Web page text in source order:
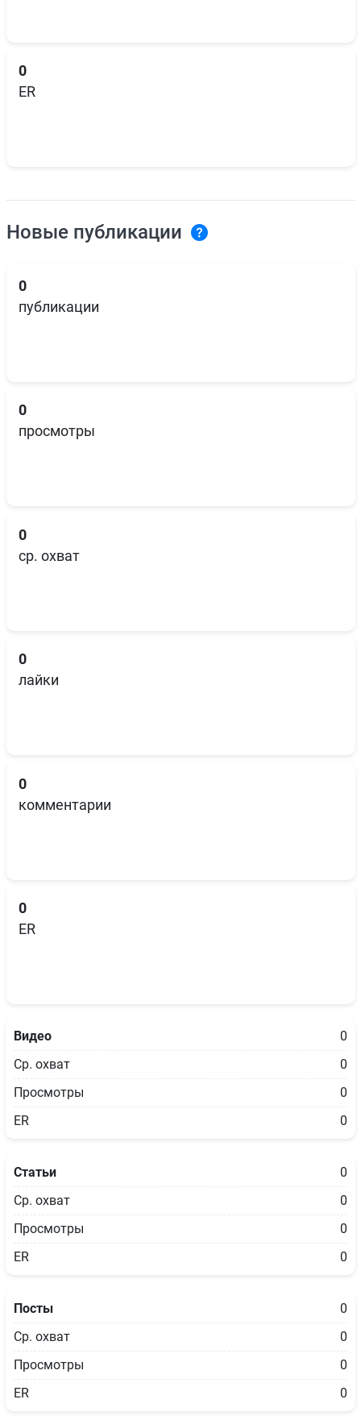
0
ER
Новые публикации
0
публикации
0
просмотры
0
ср. охват
0
лайки
0
комментарии
0
ER
Видео
0
Ср. охват
0
Просмотры
0
ER
0
Статьи
0
Ср. охват
0
Просмотры
0
ER
0
Посты
0
Ср. охват
0
Просмотры
0
ER
0